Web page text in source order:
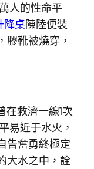
人的性命平
降桌陳陸便裝
膠靴被燒穿，
在救濟一線1次
易近于水火，
告奮勇終極定
大水之中，詮